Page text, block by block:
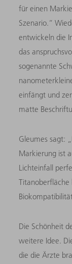
für einen
Szenario.“
entwickeln die
das
sogenannte
einfängt und
matte
Gleumes sagt:
Markierung ist
Lichteinfall
Die Schönheit
weitere Idee.
die die Ärzte